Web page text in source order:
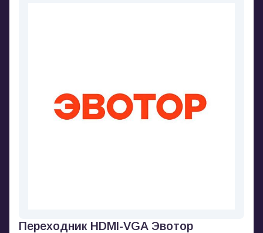
Переходник HDMI-VGA Эвотор